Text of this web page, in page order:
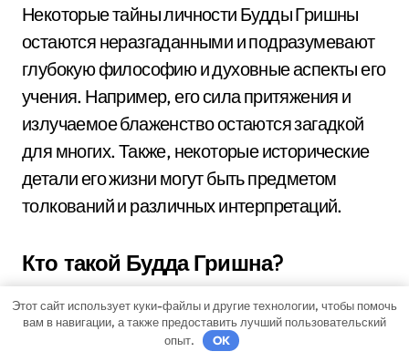
Некоторые тайны личности Будды Гришны
остаются неразгаданными и подразумевают
глубокую философию и духовные аспекты его
учения. Например, его сила притяжения и
излучаемое блаженство остаются загадкой
для многих. Также, некоторые исторические
детали его жизни могут быть предметом
толкований и различных интерпретаций.
Кто такой Будда Гришна?
Будда Гришна — священная фигура в
индуистской религии, которая является
воплощением Вишну, одного из главных
Этот сайт использует куки-файлы и другие технологии, чтобы помочь
вам в навигации, а также предоставить лучший пользовательский
опыт.
OK